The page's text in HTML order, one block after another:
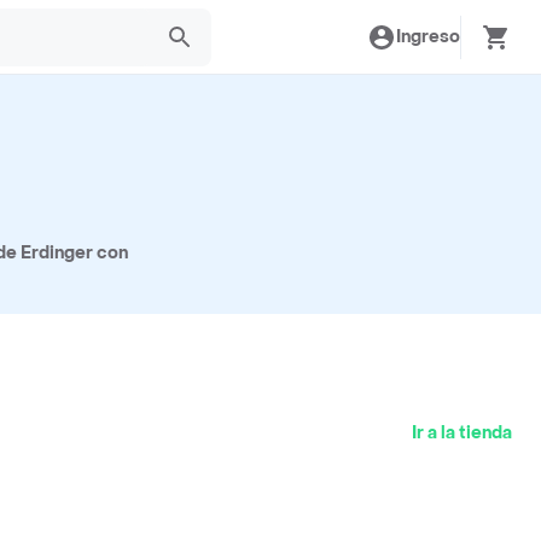
Ingreso
Erdinger con
Ir a la tienda